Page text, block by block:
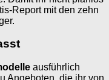
Report mit den zehn
ausführlich
Angeboten, die ihr von